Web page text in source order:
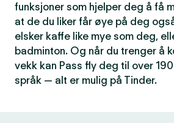
funksjoner som hjelper deg å få
at de du liker får øye på deg
elsker kaffe like mye som deg,
badminton. Og når du trenger å
vekk kan Pass fly deg til over
språk — alt er mulig på Tinder.